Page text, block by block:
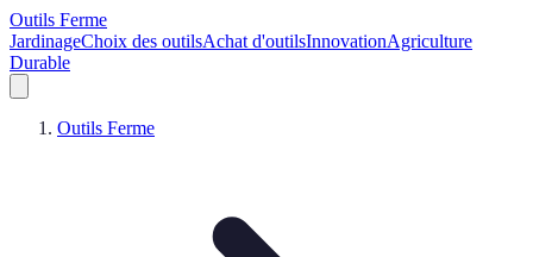
Outils Ferme
JardinageChoix des outilsAchat d'outilsInnovationAgriculture
Durable
Outils Ferme